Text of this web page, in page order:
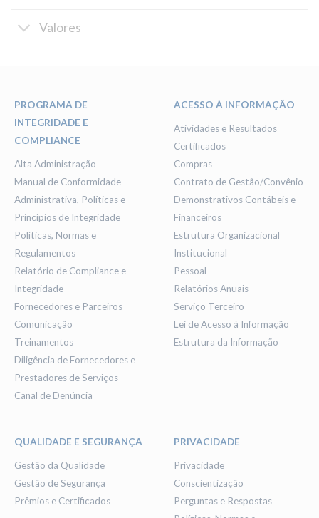
Valores
PROGRAMA DE
INTEGRIDADE E
COMPLIANCE
Alta Administração
Manual de Conformidade
Administrativa, Políticas e
Princípios de Integridade
Políticas, Normas e
Regulamentos
Relatório de Compliance e
Integridade
Fornecedores e Parceiros
Comunicação
Treinamentos
Diligência de Fornecedores e
Prestadores de Serviços
Canal de Denúncia
ACESSO À INFORMAÇÃO
Atividades e Resultados
Certificados
Compras
Contrato de Gestão/Convênio
Demonstrativos Contábeis e
Financeiros
Estrutura Organizacional
Institucional
Pessoal
Relatórios Anuais
Serviço Terceiro
Lei de Acesso à Informação
Estrutura da Informação
QUALIDADE E SEGURANÇA
Gestão da Qualidade
Gestão de Segurança
Prêmios e Certificados
PRIVACIDADE
Privacidade
Conscientização
Perguntas e Respostas